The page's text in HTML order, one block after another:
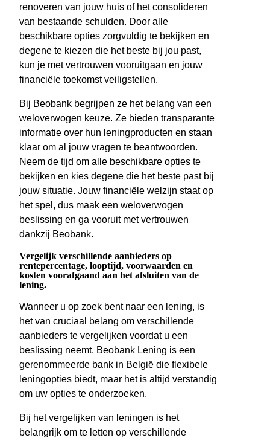
renoveren van jouw huis of het consolideren
van bestaande schulden. Door alle
beschikbare opties zorgvuldig te bekijken en
degene te kiezen die het beste bij jou past,
kun je met vertrouwen vooruitgaan en jouw
financiële toekomst veiligstellen.
Bij Beobank begrijpen ze het belang van een
weloverwogen keuze. Ze bieden transparante
informatie over hun leningproducten en staan
klaar om al jouw vragen te beantwoorden.
Neem de tijd om alle beschikbare opties te
bekijken en kies degene die het beste past bij
jouw situatie. Jouw financiële welzijn staat op
het spel, dus maak een weloverwogen
beslissing en ga vooruit met vertrouwen
dankzij Beobank.
Vergelijk verschillende aanbieders op
rentepercentage, looptijd, voorwaarden en
kosten voorafgaand aan het afsluiten van de
lening.
Wanneer u op zoek bent naar een lening, is
het van cruciaal belang om verschillende
aanbieders te vergelijken voordat u een
beslissing neemt. Beobank Lening is een
gerenommeerde bank in België die flexibele
leningopties biedt, maar het is altijd verstandig
om uw opties te onderzoeken.
Bij het vergelijken van leningen is het
belangrijk om te letten op verschillende